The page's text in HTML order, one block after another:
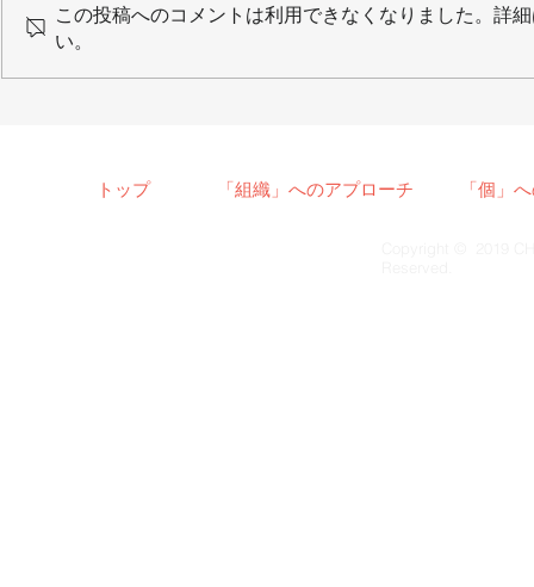
【女性社員向け】2020/12/18
【女性社員
この投稿へのコメントは利用できなくなりました。詳
い。
「組織」へのアプローチ
トップ 「個」